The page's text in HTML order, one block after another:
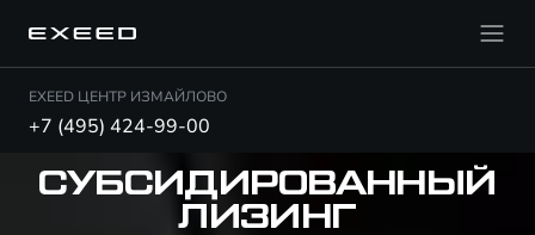
EXEED ЦЕНТР ИЗМАЙЛОВО
+7 (495) 424-99-00
СУБСИДИРОВАННЫЙ
ЛИЗИНГ